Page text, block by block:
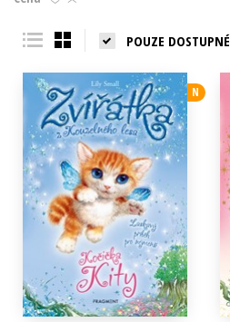
Young adult (SK)
POUZE DOSTUPNÉ
N